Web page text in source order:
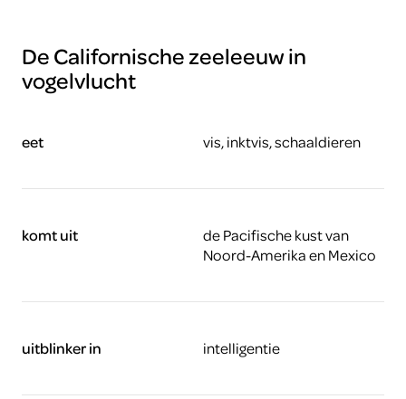
De Californische zeeleeuw in
vogelvlucht
eet vis, inktvis, schaaldieren
komt uit
de Pacifische kust van
Noord-Amerika en Mexico
uitblinker in intelligentie